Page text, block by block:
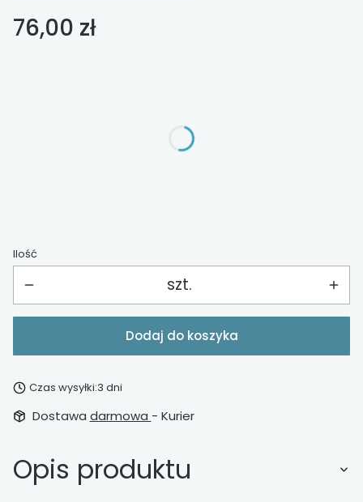
Cena
76,00 zł
Ilość
szt.
Dodaj do koszyka
Czas wysyłki:3 dni
Dostawa darmowa - Kurier
Opis produktu